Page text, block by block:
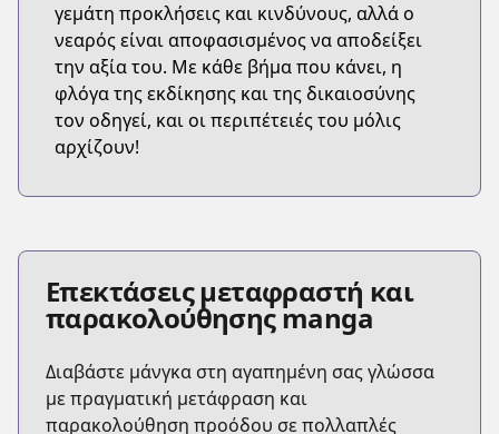
γεμάτη προκλήσεις και κινδύνους, αλλά ο
νεαρός είναι αποφασισμένος να αποδείξει
την αξία του. Με κάθε βήμα που κάνει, η
φλόγα της εκδίκησης και της δικαιοσύνης
τον οδηγεί, και οι περιπέτειές του μόλις
αρχίζουν!
Επεκτάσεις μεταφραστή και
παρακολούθησης manga
Διαβάστε μάνγκα στη αγαπημένη σας γλώσσα
με πραγματική μετάφραση και
παρακολούθηση προόδου σε πολλαπλές